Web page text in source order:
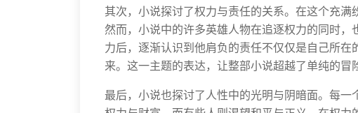
其次，小说探讨了权力与责任的关系。在这个充满
然而，小说中的许多英雄人物在追逐权力的同时
力后，逐渐认识到他肩负的责任不仅仅是自己所
来。这一主题的表达，让整部小说超越了单纯的冒
最后，小说也探讨了人性中的光明与阴暗面。每